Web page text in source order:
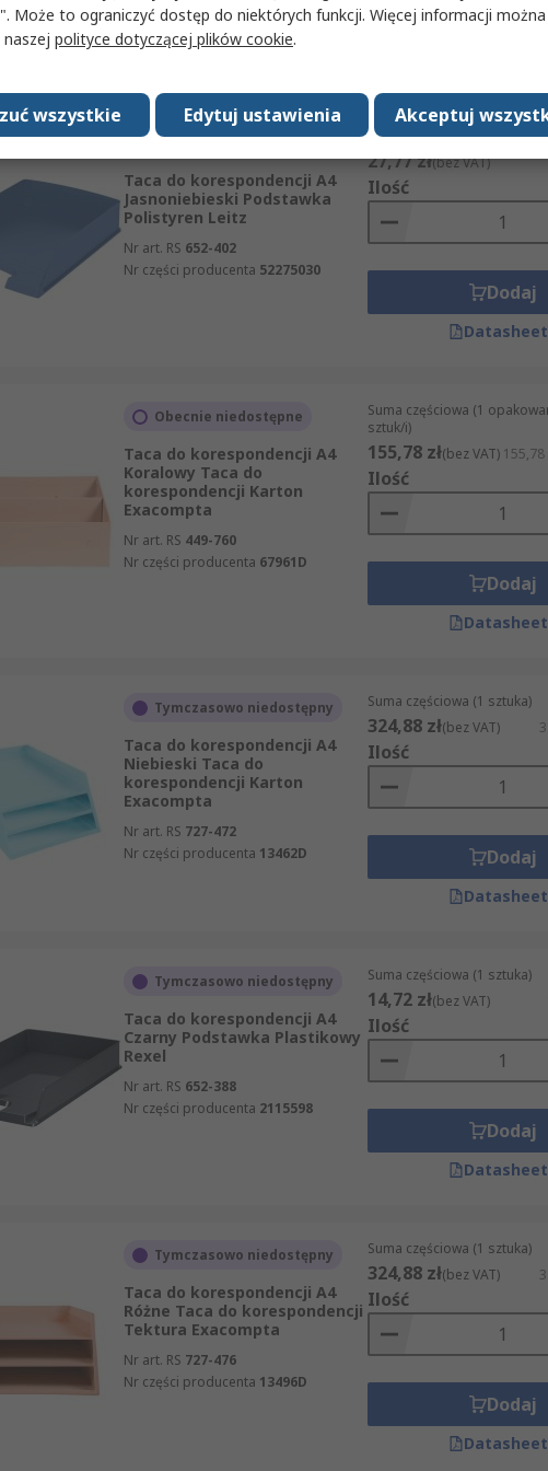
Dodaj
W magazynie
Taca do korespondencji A4
Jasnoniebieski Podstawka
Polistyren Leitz
Nr art. RS 652-402
Nr części producenta 52275030
Suma częściowa (1 sztuka)
27,77 zł(bez VAT)
Ilość
Dodaj
Obecnie niedostępne
Taca do korespondencji A4
Koralowy Taca do
korespondencji Karton
Exacompta
Nr art. RS 449-760
Nr części producenta 67961D
Suma częściowa (1
sztuk/i)
155,78 zł(bez VAT)
Ilość
Dodaj
Tymczasowo niedostępny
Taca do korespondencji A4
Niebieski Taca do
korespondencji Karton
Exacompta
Nr art. RS 727-472
Nr części producenta 13462D
Suma częściowa (1 sztuka)
324,88 zł(bez VAT)
Ilość
Dodaj
Tymczasowo niedostępny
Taca do korespondencji A4
Czarny Podstawka Plastikowy
Rexel
Nr art. RS 652-388
Nr części producenta 2115598
Suma częściowa (1 sztuka)
14,72 zł(bez VAT)
Ilość
Dodaj
Tymczasowo niedostępny
Taca do korespondencji A4
Różne Taca do korespondencji
Tektura Exacompta
Nr art. RS 727-476
Nr części producenta 13496D
Suma częściowa (1 sztuka)
324,88 zł(bez VAT)
Ilość
Dodaj
Może to ograniczyć dostęp do niektórych funkcji. Więcej informacji można
naszej polityce dotyczącej plików cookie.
Akceptuj
Edytuj ustawienia
wszystkie